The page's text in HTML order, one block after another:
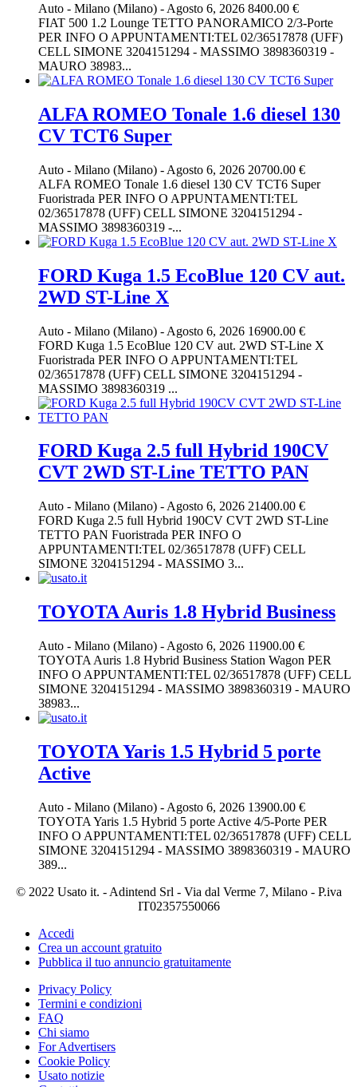
Auto - Milano (Milano) - Agosto 6, 2026 8400.00 €
FIAT 500 1.2 Lounge TETTO PANORAMICO 2/3-Porte
PER INFO O APPUNTAMENTI:TEL 02/36517878 (UFF)
CELL SIMONE 3204151294 - MASSIMO 3898360319 -
MAURO 38983...
ALFA ROMEO Tonale 1.6 diesel 130
CV TCT6 Super
Auto - Milano (Milano) - Agosto 6, 2026 20700.00 €
ALFA ROMEO Tonale 1.6 diesel 130 CV TCT6 Super
Fuoristrada PER INFO O APPUNTAMENTI:TEL
02/36517878 (UFF) CELL SIMONE 3204151294 -
MASSIMO 3898360319 -...
FORD Kuga 1.5 EcoBlue 120 CV aut.
2WD ST-Line X
Auto - Milano (Milano) - Agosto 6, 2026 16900.00 €
FORD Kuga 1.5 EcoBlue 120 CV aut. 2WD ST-Line X
Fuoristrada PER INFO O APPUNTAMENTI:TEL
02/36517878 (UFF) CELL SIMONE 3204151294 -
MASSIMO 3898360319 ...
FORD Kuga 2.5 full Hybrid 190CV
CVT 2WD ST-Line TETTO PAN
Auto - Milano (Milano) - Agosto 6, 2026 21400.00 €
FORD Kuga 2.5 full Hybrid 190CV CVT 2WD ST-Line
TETTO PAN Fuoristrada PER INFO O
APPUNTAMENTI:TEL 02/36517878 (UFF) CELL
SIMONE 3204151294 - MASSIMO 3...
TOYOTA Auris 1.8 Hybrid Business
Auto - Milano (Milano) - Agosto 6, 2026 11900.00 €
TOYOTA Auris 1.8 Hybrid Business Station Wagon PER
INFO O APPUNTAMENTI:TEL 02/36517878 (UFF) CELL
SIMONE 3204151294 - MASSIMO 3898360319 - MAURO
38983...
TOYOTA Yaris 1.5 Hybrid 5 porte
Active
Auto - Milano (Milano) - Agosto 6, 2026 13900.00 €
TOYOTA Yaris 1.5 Hybrid 5 porte Active 4/5-Porte PER
INFO O APPUNTAMENTI:TEL 02/36517878 (UFF) CELL
SIMONE 3204151294 - MASSIMO 3898360319 - MAURO
389...
© 2022 Usato it. - Adintend Srl - Via dal Verme 7, Milano - P.iva
IT02357550066
Accedi
Crea un account gratuito
Pubblica il tuo annuncio gratuitamente
Privacy Policy
Termini e condizioni
FAQ
Chi siamo
For Advertisers
Cookie Policy
Usato notizie